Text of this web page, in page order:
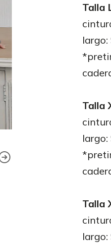
Talla
largo:
Talla
largo:
Talla
largo: